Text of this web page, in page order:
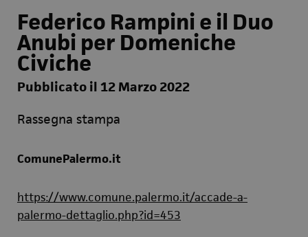
Federico Rampini e il Duo
Anubi per Domeniche
Civiche
Pubblicato il 12 Marzo 2022
Rassegna stampa
ComunePalermo.it
https://www.comune.palermo.it/accade-a-
palermo-dettaglio.php?id=453